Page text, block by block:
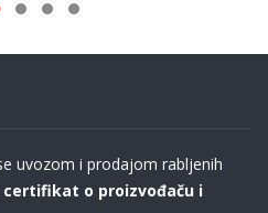
uvozom i prodajom rabljenih
certifikat o proizvođaču i